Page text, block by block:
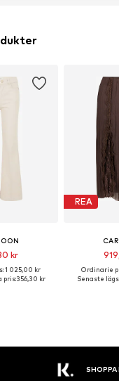
kr
1 025,00 kr
pris:356,30 kr
REA
Ordinarie
Senaste
SHOPPA